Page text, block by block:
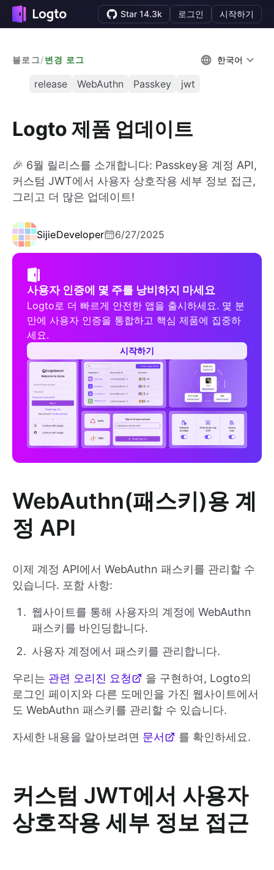
Star 14.3k 로그인 시작하기
블로그/변경 로그 한국어
release WebAuthn Passkey jwt
Logto 제품 업데이트
🎉 6월 릴리스를 소개합니다: Passkey용 계정 API,
커스텀 JWT에서 사용자 상호작용 세부 정보 접근,
그리고 더 많은 업데이트!
SijieDeveloper 6/27/2025
사용자 인증에 몇 주를 낭비하지 마세요
Logto로 더 빠르게 안전한 앱을 출시하세요. 몇 분
만에 사용자 인증을 통합하고 핵심 제품에 집중하
세요.
시작하기
WebAuthn(패스키)용 계
정 API
이제 계정 API에서 WebAuthn 패스키를 관리할 수
있습니다. 포함 사항:
웹사이트를 통해 사용자의 계정에 WebAuthn
패스키를 바인딩합니다.
사용자 계정에서 패스키를 관리합니다.
우리는 관련 오리진 요청
을 구현하여, Logto의
로그인 페이지와 다른 도메인을 가진 웹사이트에서
도 WebAuthn 패스키를 관리할 수 있습니다.
자세한 내용을 알아보려면 문서 를 확인하세요.
커스텀 JWT에서 사용자
상호작용 세부 정보 접근